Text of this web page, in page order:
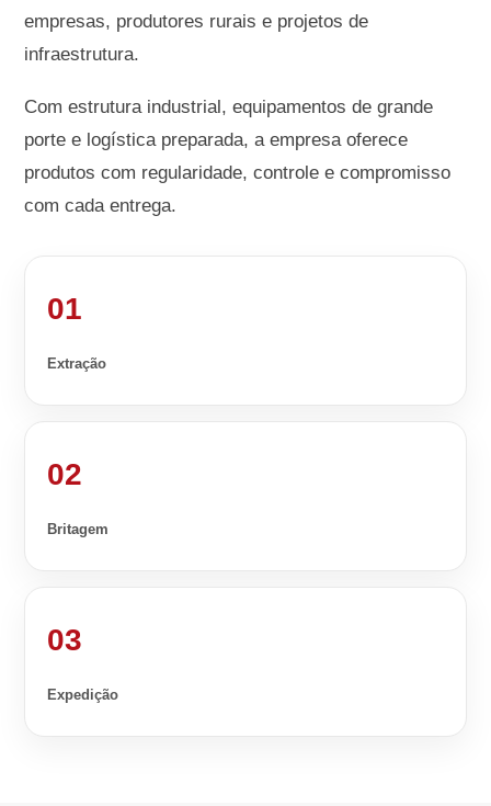
empresas, produtores rurais e projetos de
infraestrutura.
Com estrutura industrial, equipamentos de grande
porte e logística preparada, a empresa oferece
produtos com regularidade, controle e compromisso
com cada entrega.
01
Extração
02
Britagem
03
Expedição